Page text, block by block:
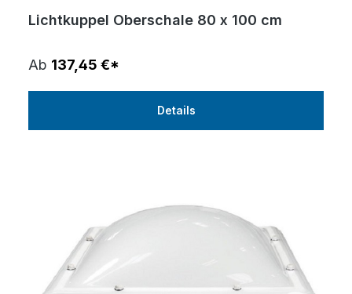
Lichtkuppel Oberschale 80 x 100 cm
Ab 137,45 €*
Details